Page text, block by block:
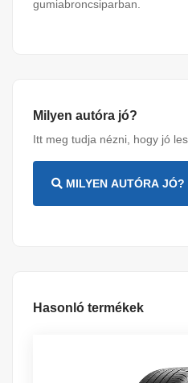
gumiabroncsiparban.
Milyen autóra jó?
Itt meg tudja nézni, hogy jó
MILYEN AUTÓRA JÓ?
Hasonló termékek